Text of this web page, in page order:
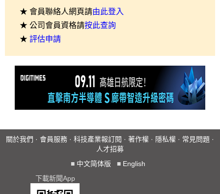
★ 會員聯絡人網頁請由此登入
★ 公司會員資格請按此查詢
★ 評估申請
關於我們 · 會員服務 · 科技產業報訂閱 · 著作權 · 隱私權 · 常見問題 ·
人才招募
■ 中文简体版 ■ English
下載新聞App